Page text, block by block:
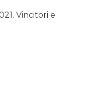
Vincitori e